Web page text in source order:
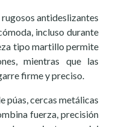
antideslizantes
incluso durante
tipo martillo permite
mientras que las
firme y preciso.
púas, cercas metálicas
fuerza, precisión